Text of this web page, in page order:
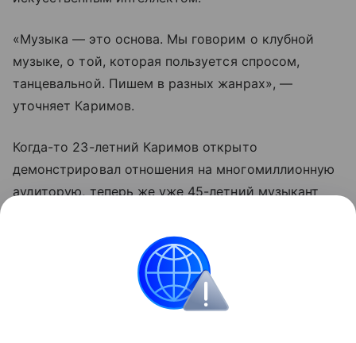
«Музыка — это основа. Мы говорим о клубной
музыке, о той, которая пользуется спросом,
танцевальной. Пишем в разных жанрах», —
уточняет Каримов.
Когда-то 23-летний Каримов открыто
демонстрировал отношения на многомиллионную
аудиторую, теперь же уже 45-летний музыкант
«Личную жизнь я вообще не комментирую. Но в
творчестве у нас всё сложилось более чем
успешно. И это главное», — добавил Каримов.